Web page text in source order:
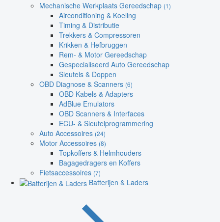
Mechanische Werkplaats Gereedschap (1)
Airconditioning & Koeling
Timing & Distributie
Trekkers & Compressoren
Krikken & Hefbruggen
Rem- & Motor Gereedschap
Gespecialiseerd Auto Gereedschap
Sleutels & Doppen
OBD Diagnose & Scanners (6)
OBD Kabels & Adapters
AdBlue Emulators
OBD Scanners & Interfaces
ECU- & Sleutelprogrammering
Auto Accessoires (24)
Motor Accessoires (8)
Topkoffers & Helmhouders
Bagagedragers en Koffers
Fietsaccessoires (7)
Batterijen & Laders